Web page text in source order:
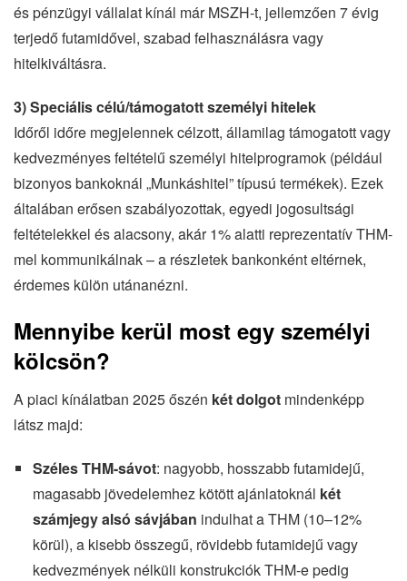
és pénzügyi vállalat kínál már MSZH-t, jellemzően 7 évig
terjedő futamidővel, szabad felhasználásra vagy
hitelkiváltásra.
3) Speciális célú/támogatott személyi hitelek
Időről időre megjelennek célzott, államilag támogatott vagy
kedvezményes feltételű személyi hitelprogramok (például
bizonyos bankoknál „Munkáshitel” típusú termékek). Ezek
általában erősen szabályozottak, egyedi jogosultsági
feltételekkel és alacsony, akár 1% alatti reprezentatív THM-
mel kommunikálnak – a részletek bankonként eltérnek,
érdemes külön utánanézni.
Mennyibe kerül most egy személyi
kölcsön?
A piaci kínálatban 2025 őszén két dolgot mindenképp
látsz majd:
Széles THM-sávot: nagyobb, hosszabb futamidejű,
magasabb jövedelemhez kötött ajánlatoknál két
számjegy alsó sávjában indulhat a THM (10–12%
körül), a kisebb összegű, rövidebb futamidejű vagy
kedvezmények nélküli konstrukciók THM-e pedig